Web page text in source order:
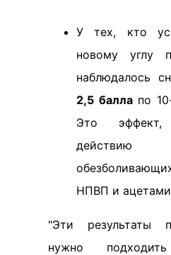
У тех, кто
новому углу
наблюдалось
2,5 баллапо
Это эффект,
действию
НПВП и
"Эти результаты
нужно